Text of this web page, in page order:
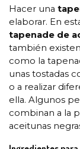
Hacer una
elaborar. En
tapenade de
también
como la
unas tostadas
o a realizar
ella. Algunos
combinan a la
aceitunas